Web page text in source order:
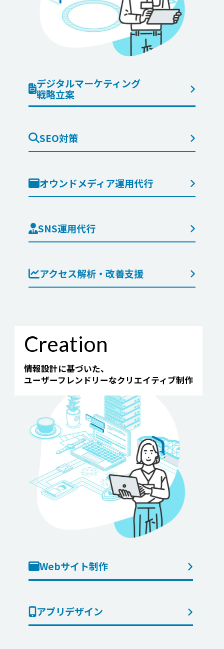
デジタルマーケティング
戦略立案
SEO対策
オウンドメディア運用代行
SNS運用代行
アクセス解析・改善支援
Creation
情報設計に基づいた、
ユーザーフレンドリーなクリエイティブ制作
Webサイト制作
アプリデザイン